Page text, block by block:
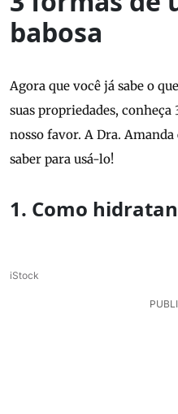
babosa
Agora que você já sabe o
suas propriedades, conheça
nosso favor. A Dra.
saber para usá-lo!
1. Como
iStock